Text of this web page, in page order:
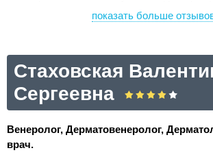
показать больше
Стаховская
Сергеевна
Венеролог, Дерматовенеролог,
врач.